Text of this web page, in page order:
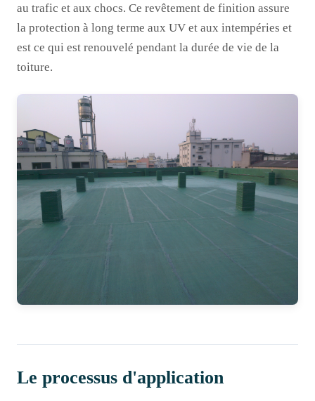
au trafic et aux chocs. Ce revêtement de finition assure
la protection à long terme aux UV et aux intempéries et
est ce qui est renouvelé pendant la durée de vie de la
toiture.
Le processus d'application